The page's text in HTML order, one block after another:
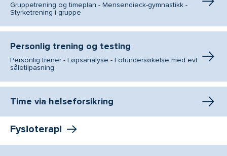
Gruppetrening og timeplan - Mensendieck-gymnastikk -
Styrketrening i gruppe
Personlig trening og testing
Personlig trener - Løpsanalyse - Fotundersøkelse med evt.
såletilpasning
Time via helseforsikring
Fysioterapi